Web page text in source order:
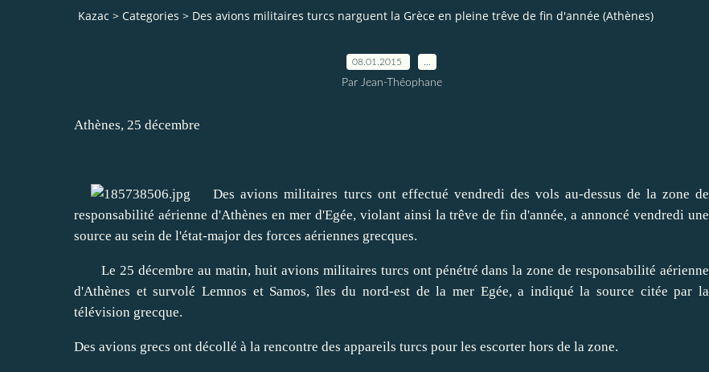
Kazac > Categories > Des avions militaires turcs narguent la Grèce en pleine trêve de fin d'année (Athènes)
08.01.2015
Par Jean-Théophane
Athènes, 25 décembre
Des avions militaires turcs ont effectué vendredi des vols au-dessus de la zone de
responsabilité aérienne d'Athènes en mer d'Egée, violant ainsi la trêve de fin d'année, a annoncé vendredi une
source au sein de l'état-major des forces aériennes grecques.
Le 25 décembre au matin, huit avions militaires turcs ont pénétré dans la zone de responsabilité aérienne
d'Athènes et survolé Lemnos et Samos, îles du nord-est de la mer Egée, a indiqué la source citée par la
télévision grecque.
Des avions grecs ont décollé à la rencontre des appareils turcs pour les escorter hors de la zone.